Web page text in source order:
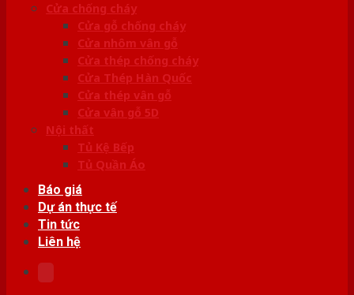
Cửa chống cháy
Cửa gỗ chống cháy
Cửa nhôm vân gỗ
Cửa thép chống cháy
Cửa Thép Hàn Quốc
Cửa thép vân gỗ
Cửa vân gỗ 5D
Nội thất
Tủ Kệ Bếp
Tủ Quần Áo
Báo giá
Dự án thực tế
Tin tức
Liên hệ